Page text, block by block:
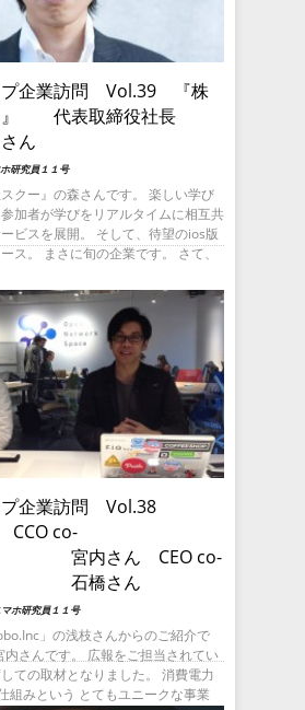
プ企業訪問 Vol.39 『株
』 代表取締役社長
研究員１１号
クー』の森さんです。 楽しい学び
加者が学びをリアルタイムに相互共
ビスを展開。 そして、待望のios版
ス。 まさに旬の企業です。 さて、
プ企業訪問 Vol.38
CCO co-
内さん CEO co-
石橋さん
ホ研究員１１号
」の浅枝さんからのご紹介で
内さんです。 広報をご担当されてい
ての取材となりました。 消費電力
組みという とてもユニークな事業